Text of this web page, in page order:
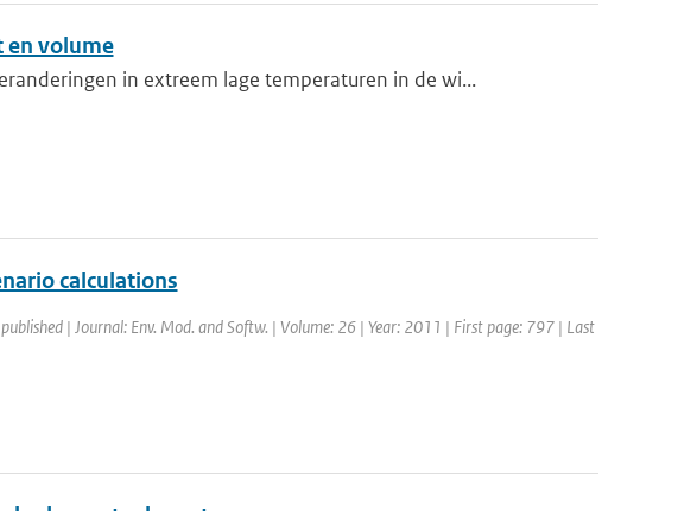
en volume
in extreem lage temperaturen in de wi...
calculations
| Journal: Env. Mod. and Softw. | Volume: 26 | Year: 2011 | First page: 797 | Last